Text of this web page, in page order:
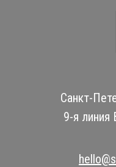
Санкт-
9-я линия